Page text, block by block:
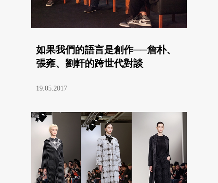
如果我們的語言是創作──詹朴、
張雍、劉軒的跨世代對談
19.05.2017